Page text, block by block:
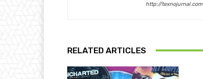
http://texnojurnal.com
RELATED ARTICLES